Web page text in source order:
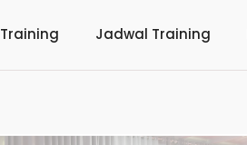
Training Jadwal Training